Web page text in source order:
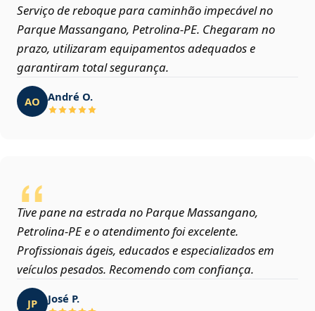
Serviço de reboque para caminhão impecável no
Parque Massangano, Petrolina‑PE. Chegaram no
prazo, utilizaram equipamentos adequados e
garantiram total segurança.
AO André O.
Tive pane na estrada no Parque Massangano,
Petrolina‑PE e o atendimento foi excelente.
Profissionais ágeis, educados e especializados em
veículos pesados. Recomendo com confiança.
JP José P.